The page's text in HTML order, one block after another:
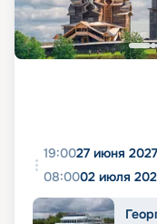
19:0027 июня 2027
08:0002 июля